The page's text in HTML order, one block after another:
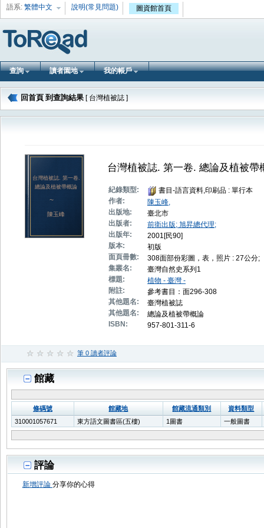
語系: 繁體中文 說明(常見問題) 圖資館首頁
查詢 讀者園地 我的帳戶
回首頁 到查詢結果 [ 台灣植被誌 ]
台灣植被誌. 第一卷.
總論及植被帶概論
~
陳玉峰
台灣植被誌. 第一卷. 總論及植被帶
紀錄類型:
書目-語言資料,印刷品 : 單行本
作者:
陳玉峰,
出版地:
臺北市
出版者:
前衛出版; 旭昇總代理;
出版年:
2001[民90]
版本:
初版
面頁冊數:
308面部份彩圖，表，照片 : 27公分;
集叢名:
臺灣自然史系列1
標題:
植物 - 臺灣 -
附註:
參考書目：面296-308
其他題名:
臺灣植被誌
其他題名:
總論及植被帶概論
ISBN:
957-801-311-6
筆 0 讀者評論
館藏
條碼號 館藏地 館藏流通類別
資料類型
310001057671
東方語文圖書區(五樓) 1圖書 一般圖書
評論
新增評論 分享你的心得